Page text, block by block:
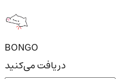
BONGO
دریافت می‌کنید